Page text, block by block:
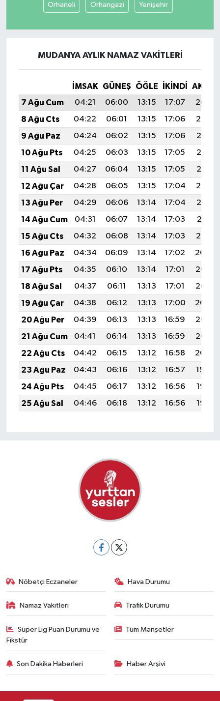
Orhaneli Orhangazi Yenişehir
MUDANYA AYLIK NAMAZ VAKITLERI
İMSAK GÜNEŞ ÖĞLE İKINDI
7 Ağu Cum
04:21 06:00 13:15 17:07
20:20
8 Ağu Cts
04:22 06:01 13:15 17:06
20:19
9 Ağu Paz
04:24 06:02 13:15 17:06
20:18
10 Ağu Pts
04:25 06:03 13:15 17:05
20:17
11 Ağu Sal
04:27 06:04 13:15 17:05
20:15
12 Ağu Çar
04:28 06:05 13:15 17:04
20:14
13 Ağu Per
04:29 06:06 13:14 17:04
20:13
14 Ağu Cum
04:31 06:07 13:14 17:03
20:11
15 Ağu Cts
04:32 06:08 13:14 17:03
20:10
16 Ağu Paz
04:34 06:09 13:14 17:02
20:09
17 Ağu Pts
04:35 06:10 13:14 17:01
20:07
18 Ağu Sal
04:37 06:11 13:13 17:01
20:06
19 Ağu Çar
04:38 06:12 13:13 17:00
20:04
20 Ağu Per
04:39 06:13 13:13 16:59
20:03
21 Ağu Cum
04:41 06:14 13:13 16:59
20:02
22 Ağu Cts
04:42 06:15 13:12 16:58
20:00
23 Ağu Paz
04:43 06:16 13:12 16:57
19:59
24 Ağu Pts
04:45 06:17 13:12 16:56
19:57
25 Ağu Sal
04:46 06:18 13:12 16:56 19:56
Nöbetçi Eczaneler Hava Durumu
Namaz Vakitleri Trafik Durumu
Süper Lig Puan Durumu ve
Fikstür
Tüm Manşetler
Son Dakika Haberleri Haber Arşivi